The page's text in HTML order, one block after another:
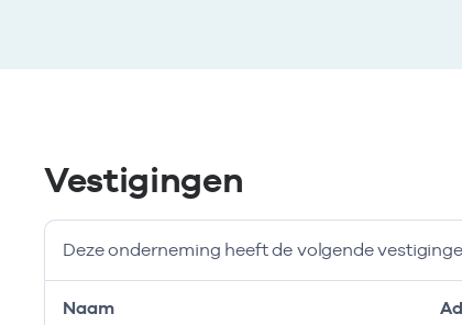
Vestigingen
Deze onderneming heeft de volgende
Naam